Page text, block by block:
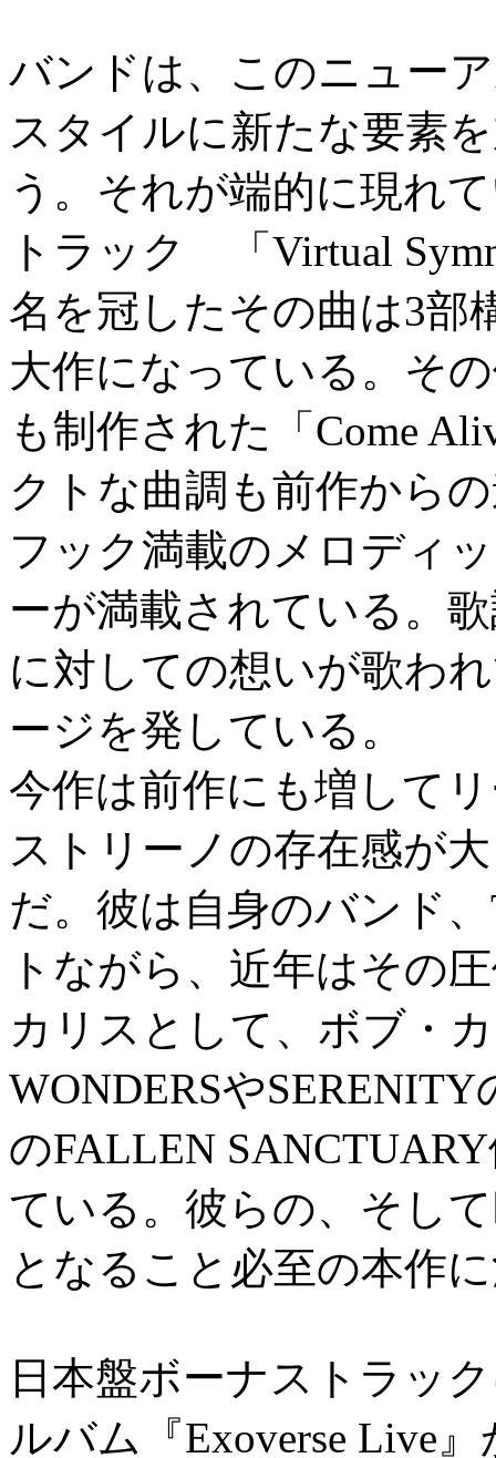
バンドは、このニュー
スタイルに新たな要素
う。それが端的に現れ
トラック 「Virtual
名を冠したその曲は3部
大作になっている。そ
も制作された「Come
クトな曲調も前作から
フック満載のメロディ
ーが満載されている。
に対しての想いが歌わ
ージを発している。
今作は前作にも増して
ストリーノの存在感が
だ。彼は自身のバンド
トながら、近年はその
カリスとして、ボブ・
WONDERSや
のFALLEN
ている。彼らの、そし
となること必至の本作
日本盤ボーナストラッ
ルバム『Exoverse Live